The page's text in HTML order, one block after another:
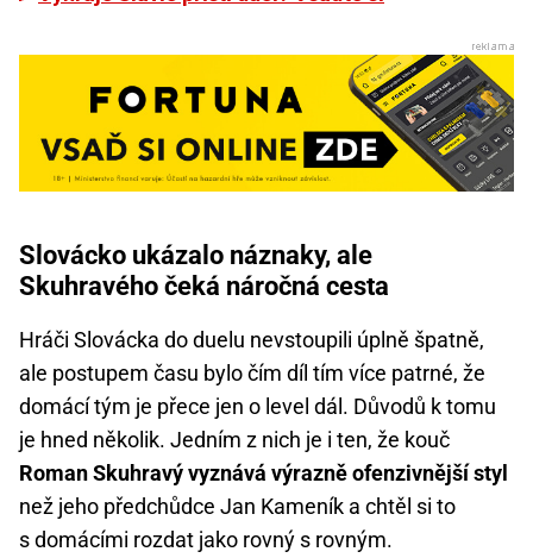
Slovácko ukázalo náznaky, ale
Skuhravého čeká náročná cesta
Hráči Slovácka do duelu nevstoupili úplně špatně,
ale postupem času bylo čím díl tím více patrné, že
domácí tým je přece jen o level dál. Důvodů k tomu
je hned několik. Jedním z nich je i ten, že kouč
Roman Skuhravý vyznává výrazně ofenzivnější styl
než jeho předchůdce Jan Kameník a chtěl si to
s domácími rozdat jako rovný s rovným.